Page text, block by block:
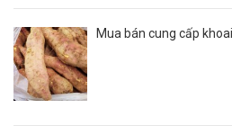
Mua bán cung cấp